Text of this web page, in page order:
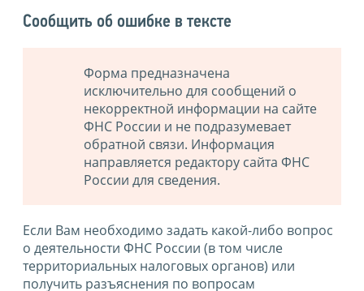
Сообщить об ошибке в тексте
Форма предназначена
исключительно для сообщений о
некорректной информации на сайте
ФНС России и не подразумевает
обратной связи. Информация
направляется редактору сайта ФНС
России для сведения.
Если Вам необходимо задать какой-либо вопрос
о деятельности ФНС России (в том числе
территориальных налоговых органов) или
получить разъяснения по вопросам